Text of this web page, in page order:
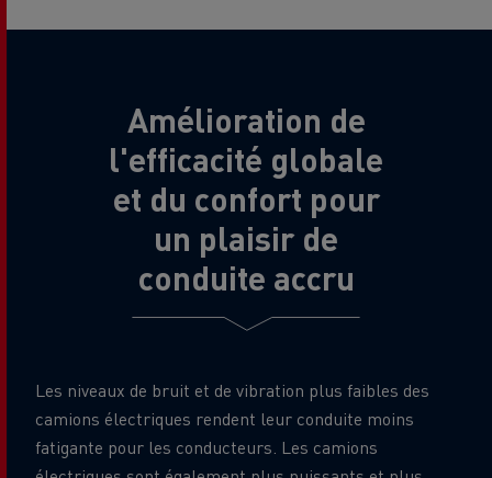
Amélioration de
l'efficacité globale
et du confort pour
un plaisir de
conduite accru
Les niveaux de bruit et de vibration plus faibles des
camions électriques rendent leur conduite moins
fatigante pour les conducteurs. Les camions